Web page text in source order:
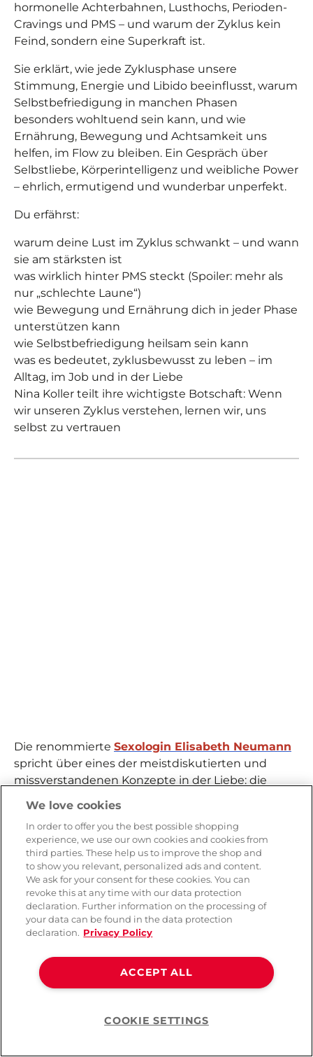
hormonelle Achterbahnen, Lusthochs, Perioden-
Cravings und PMS – und warum der Zyklus kein
Feind, sondern eine Superkraft ist.
Sie erklärt, wie jede Zyklusphase unsere
Stimmung, Energie und Libido beeinflusst, warum
Selbstbefriedigung in manchen Phasen
besonders wohltuend sein kann, und wie
Ernährung, Bewegung und Achtsamkeit uns
helfen, im Flow zu bleiben. Ein Gespräch über
Selbstliebe, Körperintelligenz und weibliche Power
– ehrlich, ermutigend und wunderbar unperfekt.
Du erfährst:
warum deine Lust im Zyklus schwankt – und wann
sie am stärksten ist
was wirklich hinter PMS steckt (Spoiler: mehr als
nur „schlechte Laune“)
wie Bewegung und Ernährung dich in jeder Phase
unterstützen kann
wie Selbstbefriedigung heilsam sein kann
was es bedeutet, zyklusbewusst zu leben – im
Alltag, im Job und in der Liebe
Nina Koller teilt ihre wichtigste Botschaft: Wenn
wir unseren Zyklus verstehen, lernen wir, uns
selbst zu vertrauen
Die renommierte Sexologin Elisabeth Neumann
spricht über eines der meistdiskutierten und
missverstandenen Konzepte in der Liebe: die
Monogamie. Ist die lebenslange Exklusivität ein
unsere Erwartungen an die Treue, wenn
Beziehungen länger dauern? Und welche
Werkzeuge braucht man, um eine monogame
Beziehung lebendig, ehrlich und erfolgreich zu
führen?
Du erfährst:
was Monogamie im modernen Kontext tatsächlich
bedeutet – jenseits der traditionellen Definition.
warum Offenheit und Kommunikation wichtiger
wie man mit Fantasien und Schwärmereien
We love cookies
In order to offer you the best possible shopping
experience, we use our own cookies and cookies from
third parties. These help us to improve the shop and
to show you relevant, personalized ads and content.
We ask for your consent for these cookies. You can
revoke this at any time with our data protection
declaration. Further information on the processing of
your data can be found in the data protection
declaration. Privacy Policy
ACCEPT ALL
COOKIE SETTINGS